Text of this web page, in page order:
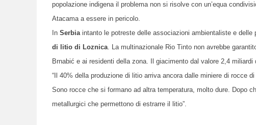
popolazione indigena il problema non si risolve con un’equa
Atacama a essere in pericolo.
In Serbiaintanto le potreste delle associazioni ambientaliste e delle
di litio di Loznica. La multinazionale Rio Tinto non avrebbe
Brnabić e ai residenti della zona. Il giacimento dal valore 2,4 miliardi
“Il 40% della produzione di litio arriva ancora dalle miniere di rocce di
Sono rocce che si formano ad altra temperatura, molto dure. Dopo
metallurgici che permettono di estrarre il litio”.